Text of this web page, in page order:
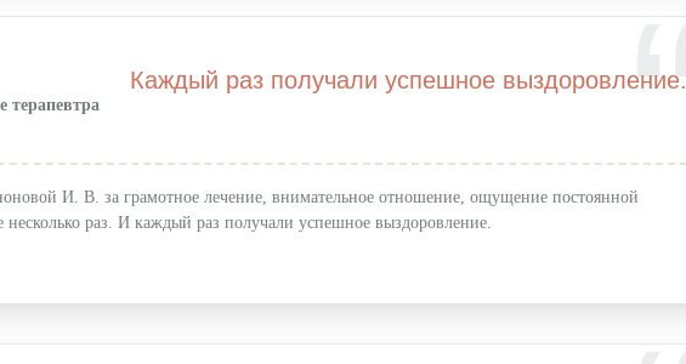
терапевтра
Каждый раз получали успешное выздоровление.
И. В. за грамотное лечение, внимательное отношение, ощущение постоянной
раз. И каждый раз получали успешное выздоровление.